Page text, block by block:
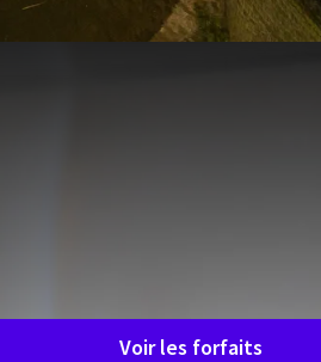
Voir les forfaits